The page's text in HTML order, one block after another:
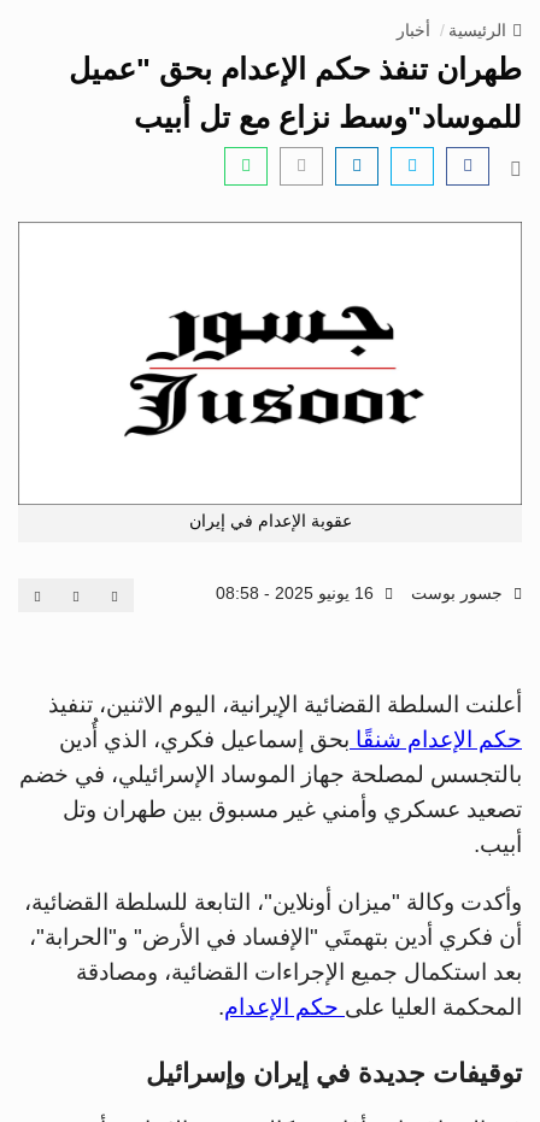
g
t
n
الرئيسية أخبار
طهران تنفذ حكم الإعدام بحق "عميل
للموساد"وسط نزاع مع تل أبيب
عقوبة الإعدام في إيران
جسور بوست
أعلنت السلطة القضائية الإيرانية، اليوم الاثنين، تنفيذ
حكم الإعدام شنقًا بحق إسماعيل فكري، الذي أُدين
بالتجسس لمصلحة جهاز الموساد الإسرائيلي، في خضم
تصعيد عسكري وأمني غير مسبوق بين طهران وتل
أبيب.
وأكدت وكالة "ميزان أونلاين"، التابعة للسلطة القضائية،
أن فكري أدين بتهمتَي "الإفساد في الأرض" و"الحرابة"،
بعد استكمال جميع الإجراءات القضائية، ومصادقة
المحكمة العليا على حكم الإعدام.
توقيفات جديدة في إيران وإسرائيل